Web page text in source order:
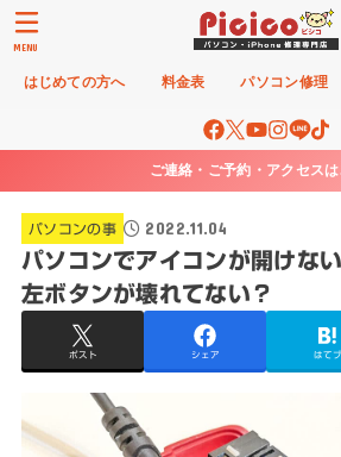
はじめての方へ 料金表 パソコン修理
MENU
ご連絡・ご予約・アクセス
パソコンの事 2022.11.04
パソコンでアイコンが開けな
左ボタンが壊れてない？
ポスト シェア はてブ